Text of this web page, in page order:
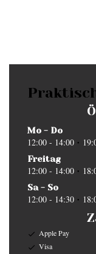
Mo - Do
12:00 - 14:00 •
Freitag
12:00 - 14:00 •
Sa - So
12:00 - 14:30 •
Apple Pay
Visa